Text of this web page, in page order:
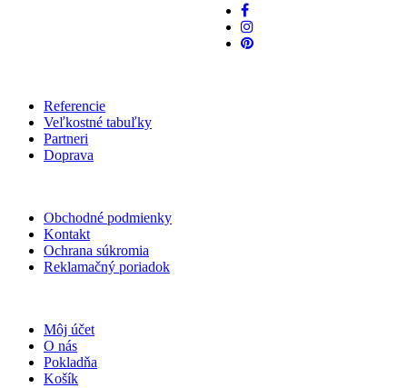
Referencie
Veľkostné tabuľky
Partneri
Doprava
Obchodné podmienky
Kontakt
Ochrana súkromia
Reklamačný poriadok
Môj účet
O nás
Pokladňa
Košík